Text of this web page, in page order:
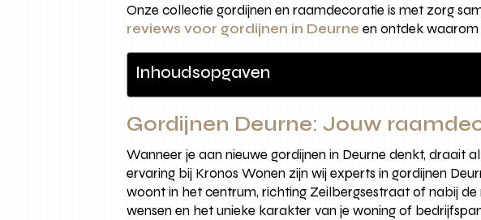
Onze collectie gordijnen en raamdecoratie is met zorg
reviews voor gordijnen in Deurne en ontdek waarom
Inhoudsopgaven
Gordijnen Deurne: Jouw
Wanneer je aan nieuwe gordijnen in Deurne denkt, draait
ervaring bij Kronos Wonen zijn wij experts in gordijnen
woont in het centrum, richting Zeilbergsestraat of nabij
wensen en het unieke karakter van je woning of